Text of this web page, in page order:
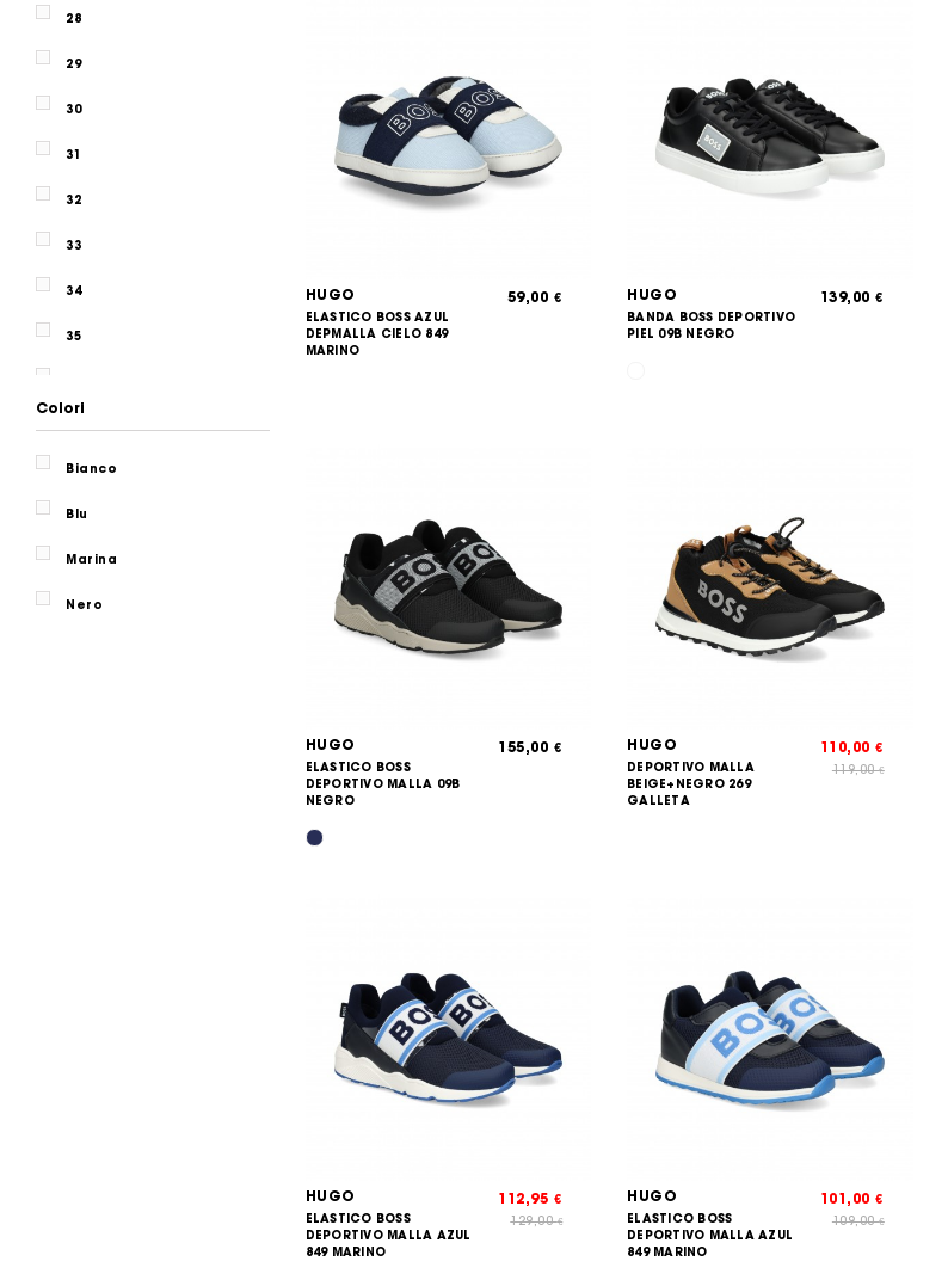
HUGO
ELASTICO BOSS AZUL
DEPMALLA CIELO 849
MARINO
59,00 € HUGO
BANDA BOSS DEPORTIVO
PIEL 09B NEGRO
139,00€
HUGO
ELASTICO BOSS
DEPORTIVO MALLA 09B
NEGRO
155,00 € HUGO
DEPORTIVO MALLA
BEIGE+NEGRO 269
GALLETA
110,00€
119,00€
HUGO
ELASTICO BOSS
DEPORTIVO MALLA AZUL
849 MARINO
112,95 €
129,00€
HUGO
ELASTICO BOSS
DEPORTIVO MALLA AZUL
849 MARINO
101,00€
109,00€
28
29
30
31
32
33
34
35
37
38
39
40
Colori
Bianco
Blu
Marina
Nero